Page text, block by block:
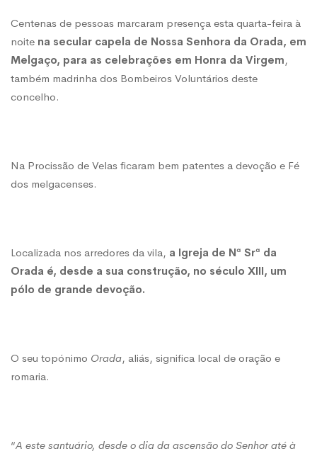
Nª
Srª
Orada
as
Centenas de pessoas marcaram presença esta quarta-feira à
noite na secular capela de Nossa Senhora da Orada, em
Melgaço, para as celebrações em Honra da Virgem,
também madrinha dos Bombeiros Voluntários deste
concelho.
Na Procissão de Velas ficaram bem patentes a devoção e Fé
dos melgacenses.
Localizada nos arredores da vila, a Igreja de Nª Srª da
Orada é, desde a sua construção, no século XIII, um
pólo de grande devoção.
O seu topónimo Orada, aliás, significa local de oração e
romaria.
“A este santuário, desde o dia da ascensão do Senhor até à